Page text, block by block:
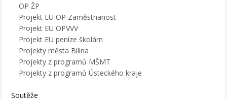
OP ŽP
Projekt EU OP Zaměstnanost
Projekt EU OPVVV
Projekt EU peníze školám
Projekty města Bílina
Projekty z programů MŠMT
Projekty z programů Ústeckého kraje
Soutěže